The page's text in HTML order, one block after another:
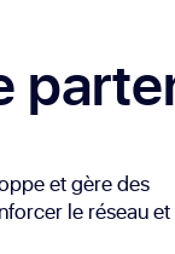
et gère des
le réseau et